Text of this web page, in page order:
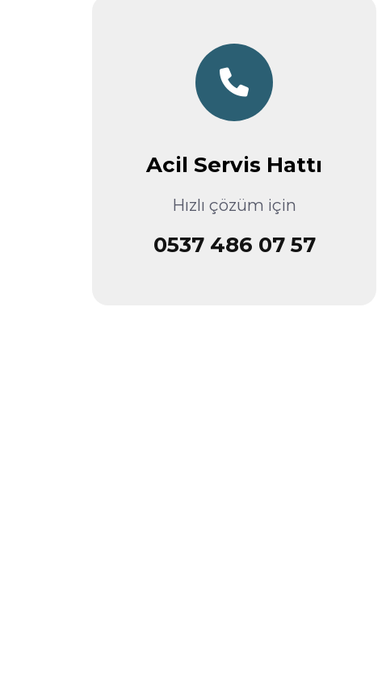
Acil Servis Hattı
Hızlı çözüm için
0537 486 07 57